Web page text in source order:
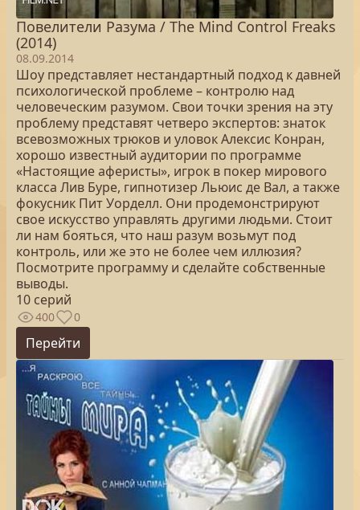
Повелители Разума / The Mind Control Freaks
(2014)
08.09.2014
Шоу представляет нестандартный подход к давней
психологической проблеме – контролю над
человеческим разумом. Свои точки зрения на эту
проблему представят четверо экспертов: знаток
всевозможных трюков и уловок Алексис Конран,
хорошо известный аудитории по программе
«Настоящие аферисты», игрок в покер мирового
класса Лив Буре, гипнотизер Льюис де Вал, а также
фокусник Пит Уорделл. Они продемонстрируют
свое искусство управлять другими людьми. Стоит
ли нам бояться, что наш разум возьмут под
контроль, или же это не более чем иллюзия?
Посмотрите программу и сделайте собственные
выводы.
10 серий
400 0
Перейти